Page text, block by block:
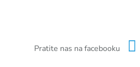
Pratite nas na facebooku